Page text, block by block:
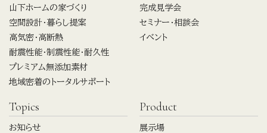
山下ホームの家づくり
空間設計・暮らし提案
高気密・高断熱
耐震性能・制震性能・耐久性
プレミアム無添加素材
地域密着のトータルサポート
完成見学会
セミナー・相談会
イベント
Topics
お知らせ
Product
展示場